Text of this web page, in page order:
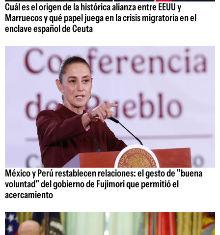
Cuál es el origen de la histórica alianza entre EEUU y
Marruecos y qué papel juega en la crisis migratoria en el
enclave español de Ceuta
México y Perú restablecen relaciones: el gesto de "buena
voluntad" del gobierno de Fujimori que permitió el
acercamiento